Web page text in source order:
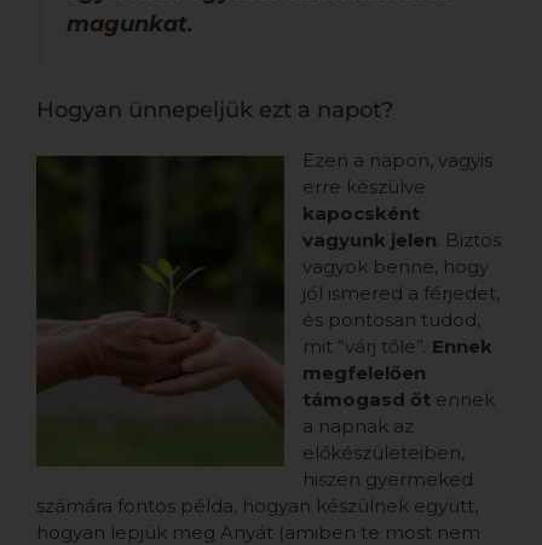
magunkat.
Hogyan ünnepeljük ezt a napot?
Ezen a napon, vagyis
erre készülve
kapocsként
vagyunk jelen. Biztos
vagyok benne, hogy
jól ismered a férjedet,
és pontosan tudod,
mit “várj tőle”. Ennek
megfelelően
támogasd őt ennek
a napnak az
előkészületeiben,
hiszen gyermeked
számára fontos példa, hogyan készülnek együtt,
hogyan lepjük meg Anyát (amiben te most nem